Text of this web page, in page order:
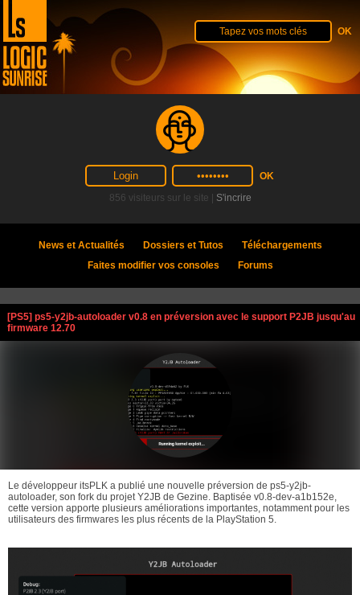
856 visiteurs sur le site | S'incrire
News et Actualités Dossiers et Tutos
Téléchargements
Faites modifier vos consoles
Forums
[PS5] ps5-y2jb-autoloader v0.8 en préversion avec le support P2JB jusqu'au
firmware 12.70
Le développeur itsPLK a publié une nouvelle préversion de ps5-y2jb-
autoloader, son fork du projet Y2JB de Gezine. Baptisée v0.8-dev-a1b152e,
cette version apporte plusieurs améliorations importantes, notamment pour les
utilisateurs des firmwares les plus récents de la PlayStation 5.